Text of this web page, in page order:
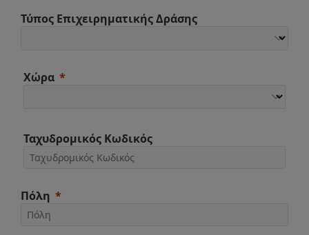
Τύπος Επιχειρηματικής Δράσης
Χώρα
Ταχυδρομικός Κωδικός
Πόλη